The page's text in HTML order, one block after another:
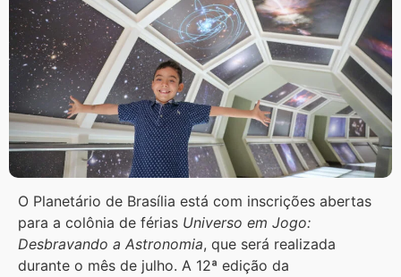
O Planetário de Brasília está com inscrições abertas
para a colônia de férias Universo em Jogo:
Desbravando a Astronomia, que será realizada
durante o mês de julho. A 12ª edição da